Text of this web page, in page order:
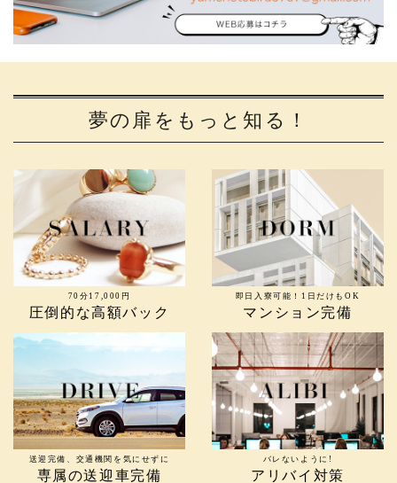
夢の扉をもっと知る！
70分17,000円
圧倒的な高額バック
即日入寮可能！1日だけもOK
マンション完備
送迎完備、交通機関を気にせずに
専属の送迎車完備
バレないように!
アリバイ対策